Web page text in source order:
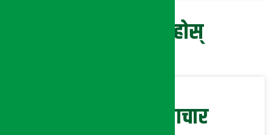
प्रतिक्रिया दिनुहोस्
सम्बन्धित समाचार